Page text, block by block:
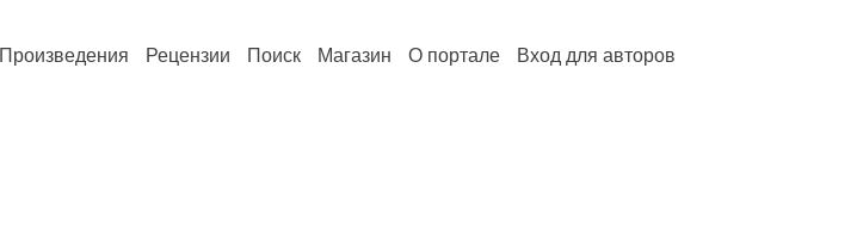
Произведения Рецензии Поиск Магазин О портале Вход для авторов